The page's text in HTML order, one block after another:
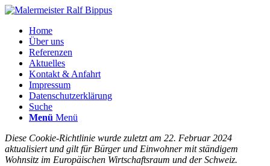
Home
Über uns
Referenzen
Aktuelles
Kontakt & Anfahrt
Impressum
Datenschutzerklärung
Suche
Menü Menü
Diese Cookie-Richtlinie wurde zuletzt am 22. Februar 2024
aktualisiert und gilt für Bürger und Einwohner mit ständigem
Wohnsitz im Europäischen Wirtschaftsraum und der Schweiz.